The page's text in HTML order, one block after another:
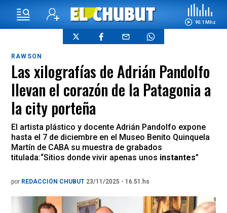
90.1 Mhz
RAWSON
Las xilografías de Adrián Pandolfo
llevan el corazón de la Patagonia a
la city porteña
El artista plástico y docente Adrián Pandolfo expone
hasta el 7 de diciembre en el Museo Benito Quinquela
Martín de CABA su muestra de grabados
titulada:“Sitios donde vivir apenas unos instantes”
por REDACCIÓN CHUBUT 23/11/2025 - 16.51.hs